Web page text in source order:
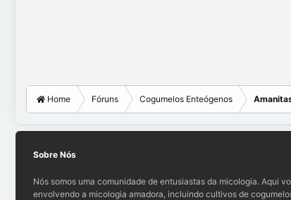
Home Fóruns Cogumelos Enteógenos
Sobre Nós
Nós somos uma comunidade de entusiastas da micologia. Aqui
envolvendo a micologia amadora, incluindo cultivos de